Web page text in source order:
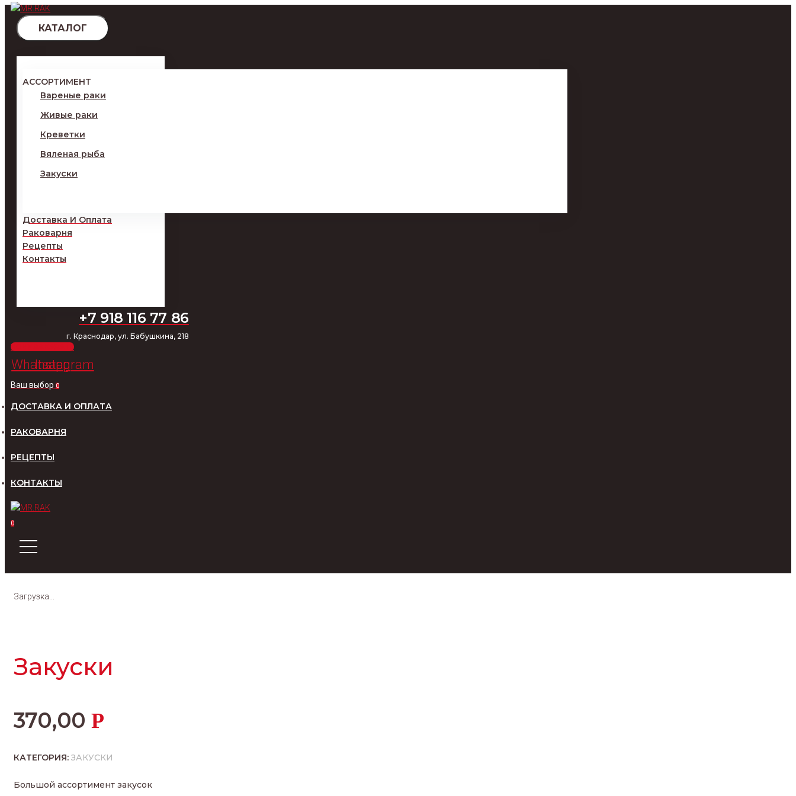
Перейти
контенту
КАТАЛОГ
АССОРТИМЕНТ
Вареные раки
Живые раки
Креветки
Вяленая рыба
Закуски
Доставка И Оплата
Раковарня
Рецепты
Контакты
+7 918 116 77 86
г. Краснодар, ул. Бабушкина, 218
ХОЧУ ЗАКАЗАТЬ
Whatsapp
Instagram
Ваш выбор 0
ДОСТАВКА И ОПЛАТА
РАКОВАРНЯ
РЕЦЕПТЫ
КОНТАКТЫ
0
Загрузка...
Закуски
370,00 Р
КАТЕГОРИЯ: ЗАКУСКИ
Большой ассортимент закусок